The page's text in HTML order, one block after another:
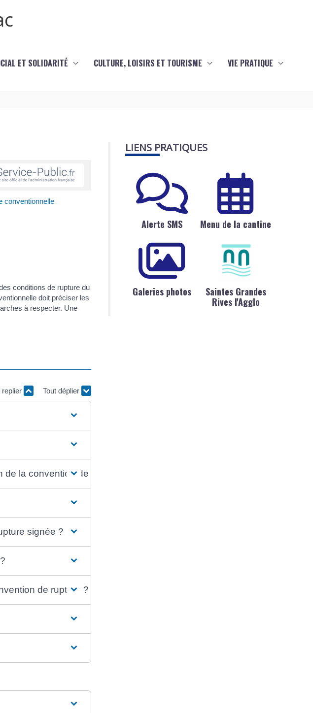
ET SOLIDARITÉ CULTURE, LOISIRS ET TOURISME VIE PRATIQUE
conventionnelle
conditions de rupture du
doit préciser les
à respecter. Une
replier Tout déplier
la convention de rupture ?
signée ?
de rupture ?
LIENS PRATIQUES
Alerte SMS Menu de la cantine
Galeries photos
Saintes Grandes
Rives l'Agglo